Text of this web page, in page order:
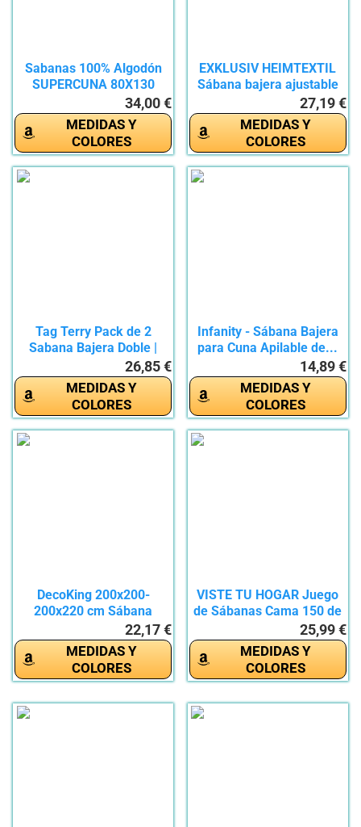
Sabanas 100% Algodón
SUPERCUNA 80X130
34,00 €
MEDIDAS Y
COLORES
EXKLUSIV HEIMTEXTIL
Sábana bajera ajustable
27,19 €
MEDIDAS Y
COLORES
Tag Terry Pack de 2
Sabana Bajera Doble |
26,85 €
MEDIDAS Y
COLORES
Infanity - Sábana Bajera
para Cuna Apilable de...
14,89 €
MEDIDAS Y
COLORES
DecoKing 200x200-
200x220 cm Sábana
22,17 €
MEDIDAS Y
COLORES
VISTE TU HOGAR Juego
de Sábanas Cama 150 de
25,99 €
MEDIDAS Y
COLORES